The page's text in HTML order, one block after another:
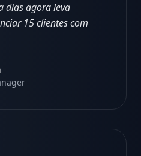
dias agora leva
15 clientes com